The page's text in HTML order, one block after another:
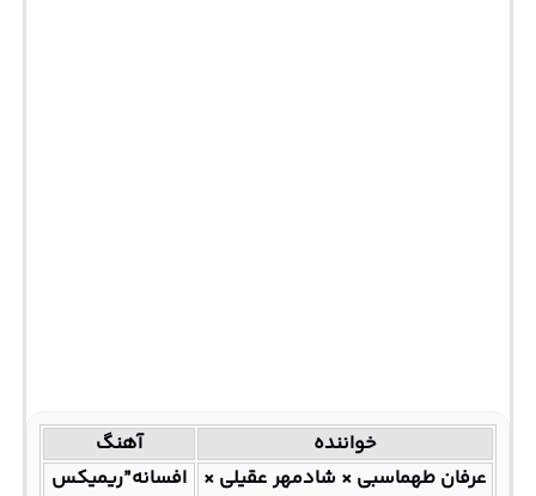
خواننده
آهنگ
عرفان طهماسبی × شادمهر عقیلی × افسانه”ریمیکس